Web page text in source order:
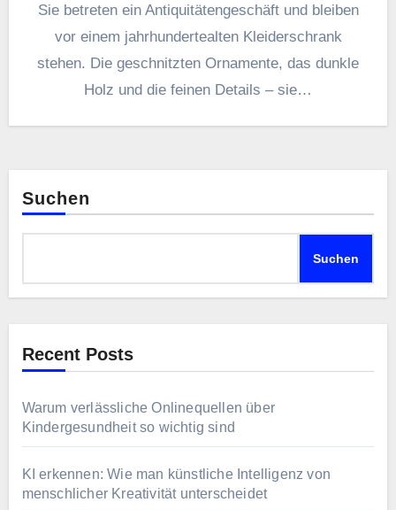
Sie betreten ein Antiquitätengeschäft und bleiben
vor einem jahrhundertealten Kleiderschrank
stehen. Die geschnitzten Ornamente, das dunkle
Holz und die feinen Details – sie…
Suchen
Suchen
Recent Posts
Warum verlässliche Onlinequellen über
Kindergesundheit so wichtig sind
KI erkennen: Wie man künstliche Intelligenz von
menschlicher Kreativität unterscheidet